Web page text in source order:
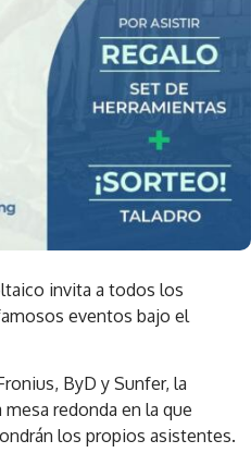
invita a todos los
eventos bajo el
ByD y Sunfer, la
redonda en la que
los propios asistentes.